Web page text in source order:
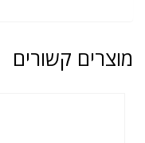
מוצרים קשורים